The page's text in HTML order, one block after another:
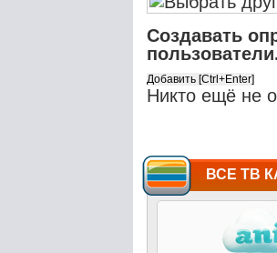
Создавать
Никто ещё не
ВСЕ ТВ